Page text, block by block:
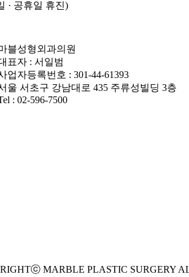
· 공휴일 휴진)
블성형외과의원
표자 : 서일범
업자등록번호 : 301-44-61393
울 서초구 강남대로 435 주류성빌딩 3층
: 02-596-7500
MARBLE PLASTIC SURGERY